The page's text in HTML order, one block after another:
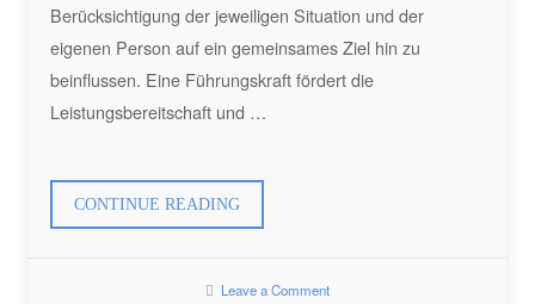
Berücksichtigung der jeweiligen Situation und der
eigenen Person auf ein gemeinsames Ziel hin zu
beinflussen. Eine Führungskraft fördert die
Leistungsbereitschaft und …
CONTINUE READING„FÜHRUNGSKRÄFTETRAINING
IN
Leave a Comment